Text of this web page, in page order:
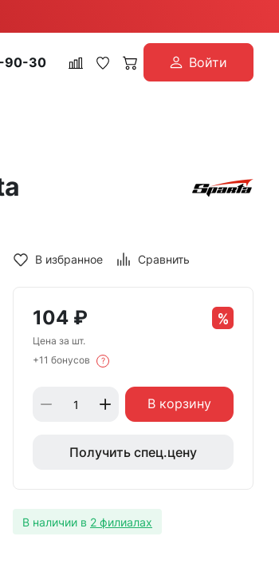
90-30 Войти
В избранное Сравнить
104 ₽
Цена за шт.
+11 бонусов
?
В корзину
Получить спец.цену
В наличии в 2 филиалах